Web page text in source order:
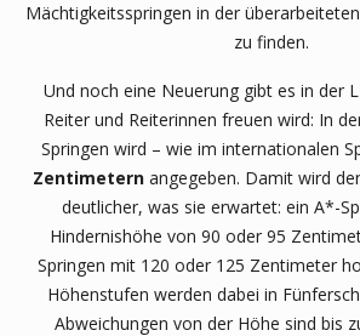
Mächtigkeitsspringen in der
zu finden.
Und noch eine Neuerung gibt es in der
Reiter und Reiterinnen freuen wird: In
Springen wird – wie im internationalen
Zentimeternangegeben. Damit wird
deutlicher, was sie erwartet: ein A*-
Hindernishöhe von 90 oder 95
Springen mit 120 oder 125 Zentimeter
Höhenstufen werden dabei in
Abweichungen von der Höhe sind bis